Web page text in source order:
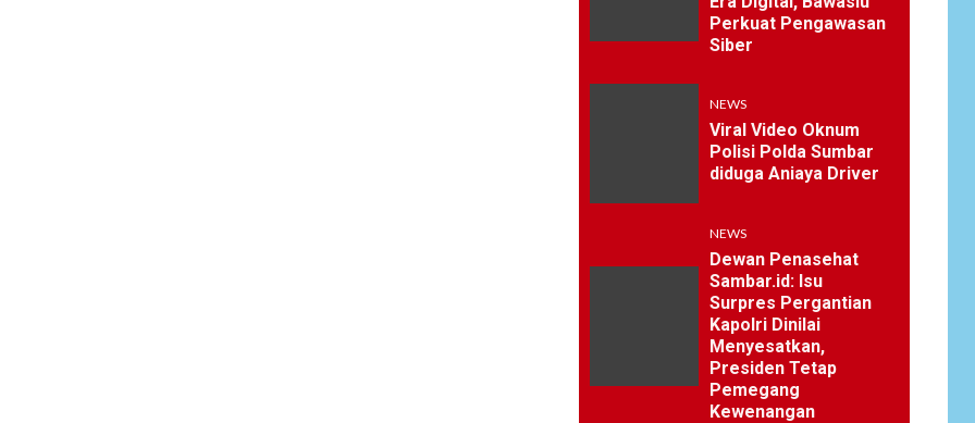
Perkuat Pengawasan
Siber
NEWS
Viral Video Oknum
Polisi Polda Sumbar
diduga Aniaya Driver
NEWS
Dewan Penasehat
Sambar.id: Isu
Surpres Pergantian
Kapolri Dinilai
Menyesatkan,
Presiden Tetap
Pemegang
Kewenangan